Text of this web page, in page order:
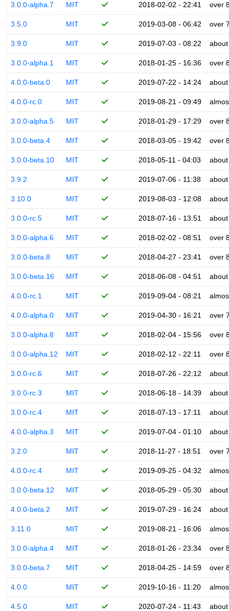
3.0.0-alpha.7 MIT 2018-02-02 - 22:41 over
3.5.0 MIT 2019-03-08 - 06:42 over
3.9.0 MIT 2019-07-03 - 08:22
3.0.0-alpha.1 MIT 2018-01-25 - 16:36 over
4.0.0-beta.0 MIT 2019-07-22 - 14:24
4.0.0-rc.0 MIT 2019-08-21 - 09:49
3.0.0-alpha.5 MIT 2018-01-29 - 17:29 over
3.0.0-beta.4 MIT 2018-03-05 - 19:42 over
3.0.0-beta.10 MIT 2018-05-11 - 04:03
3.9.2 MIT 2019-07-06 - 11:38
3.10.0 MIT 2019-08-03 - 12:08
3.0.0-rc.5 MIT 2018-07-16 - 13:51
3.0.0-alpha.6 MIT 2018-02-02 - 08:51 over
3.0.0-beta.8 MIT 2018-04-27 - 23:41 over
3.0.0-beta.16 MIT 2018-06-08 - 04:51
4.0.0-rc.1 MIT 2019-09-04 - 08:21
4.0.0-alpha.0 MIT 2019-04-30 - 16:21 over
3.0.0-alpha.8 MIT 2018-02-04 - 15:56 over
3.0.0-alpha.12 MIT 2018-02-12 - 22:11 over
3.0.0-rc.6 MIT 2018-07-26 - 22:12
3.0.0-rc.3 MIT 2018-06-18 - 14:39
3.0.0-rc.4 MIT 2018-07-13 - 17:11
4.0.0-alpha.3 MIT 2019-07-04 - 01:10
3.2.0 MIT 2018-11-27 - 18:51 over
4.0.0-rc.4 MIT 2019-09-25 - 04:32
3.0.0-beta.12 MIT 2018-05-29 - 05:30
4.0.0-beta.2 MIT 2019-07-29 - 16:24
3.11.0 MIT 2019-08-21 - 16:06
3.0.0-alpha.4 MIT 2018-01-26 - 23:34 over
3.0.0-beta.7 MIT 2018-04-25 - 14:59 over
4.0.0 MIT 2019-10-16 - 11:20
4.5.0 MIT 2020-07-24 - 11:43